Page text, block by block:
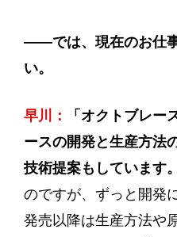
——では、現在のお仕
い。
早川：
「オクトブレー
ースの開発と生産方法
技術提案もしています。
のですが、ずっと開発
発売以降は生産方法や